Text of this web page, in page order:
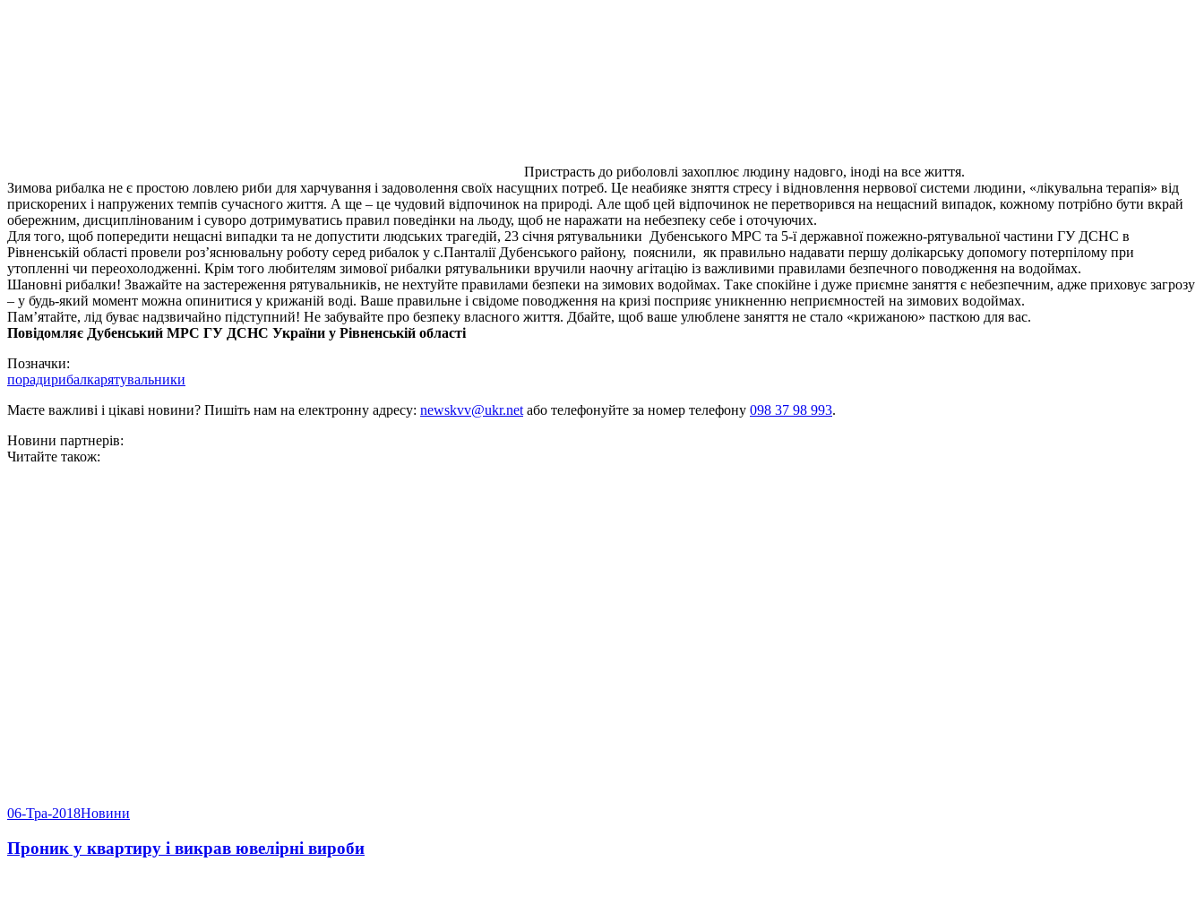
Пристрасть до риболовлі захоплює людину надовго, іноді на все життя.
Зимова рибалка не є простою ловлею риби для харчування і задоволення своїх насущних потреб. Це неабияке зняття стресу і відновлення нервової системи людини, «лікувальна терапія» від
прискорених і напружених темпів сучасного життя. А ще – це чудовий відпочинок на природі. Але щоб цей відпочинок не перетворився на нещасний випадок, кожному потрібно бути вкрай
обережним, дисциплінованим і суворо дотримуватись правил поведінки на льоду, щоб не наражати на небезпеку себе і оточуючих.
Для того, щоб попередити нещасні випадки та не допустити людських трагедій, 23 січня рятувальники Дубенського МРС та 5-ї державної пожежно-рятувальної частини ГУ ДСНС в
Рівненській області провели роз’яснювальну роботу серед рибалок у с.Панталії Дубенського району, пояснили, як правильно надавати першу долікарську допомогу потерпілому при
утопленні чи переохолодженні. Крім того любителям зимової рибалки рятувальники вручили наочну агітацію із важливими правилами безпечного поводження на водоймах.
Шановні рибалки! Зважайте на застереження рятувальників, не нехтуйте правилами безпеки на зимових водоймах. Таке спокійне і дуже приємне заняття є небезпечним, адже приховує загрозу
– у будь-який момент можна опинитися у крижаній воді. Ваше правильне і свідоме поводження на кризі посприяє уникненню неприємностей на зимових водоймах.
Пам’ятайте, лід буває надзвичайно підступний! Не забувайте про безпеку власного життя. Дбайте, щоб ваше улюблене заняття не стало «крижаною» пасткою для вас.
Повідомляє Дубенський МРС ГУ ДСНС України у Рівненській області
Позначки:
порадирибалкарятувальники
Маєте важливі і цікаві новини? Пишіть нам на електронну адресу: newskvv@ukr.netабо телефонуйте за номер телефону 098 37 98 993.
Новини партнерів:
Читайте також:
06-Тра-2018Новини
Проник у квартиру і викрав ювелірні вироби